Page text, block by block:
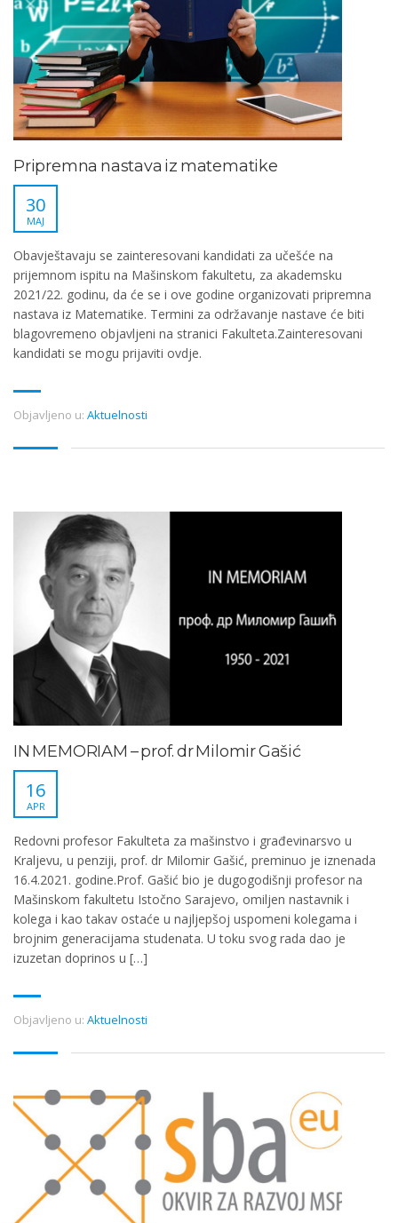
Pripremna nastava iz matematike
30
MAJ
Obavještavaju se zainteresovani kandidati za učešće na
prijemnom ispitu na Mašinskom fakultetu, za akademsku
2021/22. godinu, da će se i ove godine organizovati pripremna
nastava iz Matematike. Termini za održavanje nastave će biti
blagovremeno objavljeni na stranici Fakulteta.Zainteresovani
kandidati se mogu prijaviti ovdje.
Objavljeno u: Aktuelnosti
IN MEMORIAM – prof. dr Milomir Gašić
16
APR
Redovni profesor Fakulteta za mašinstvo i građevinarsvo u
Kraljevu, u penziji, prof. dr Milomir Gašić, preminuo je iznenada
16.4.2021. godine.Prof. Gašić bio je dugogodišnji profesor na
Mašinskom fakultetu Istočno Sarajevo, omiljen nastavnik i
kolega i kao takav ostaće u najljepšoj uspomeni kolegama i
brojnim generacijama studenata. U toku svog rada dao je
izuzetan doprinos u […]
Objavljeno u: Aktuelnosti